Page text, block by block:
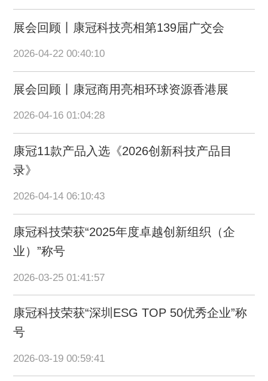
展会回顾丨康冠科技亮相第139届广交会
2026-04-22 00:40:10
展会回顾丨康冠商用亮相环球资源香港展
2026-04-16 01:04:28
康冠11款产品入选《2026创新科技产品目
录》
2026-04-14 06:10:43
康冠科技荣获“2025年度卓越创新组织（企
业）”称号
2026-03-25 01:41:57
康冠科技荣获“深圳ESG TOP 50优秀企业”称
号
2026-03-19 00:59:41